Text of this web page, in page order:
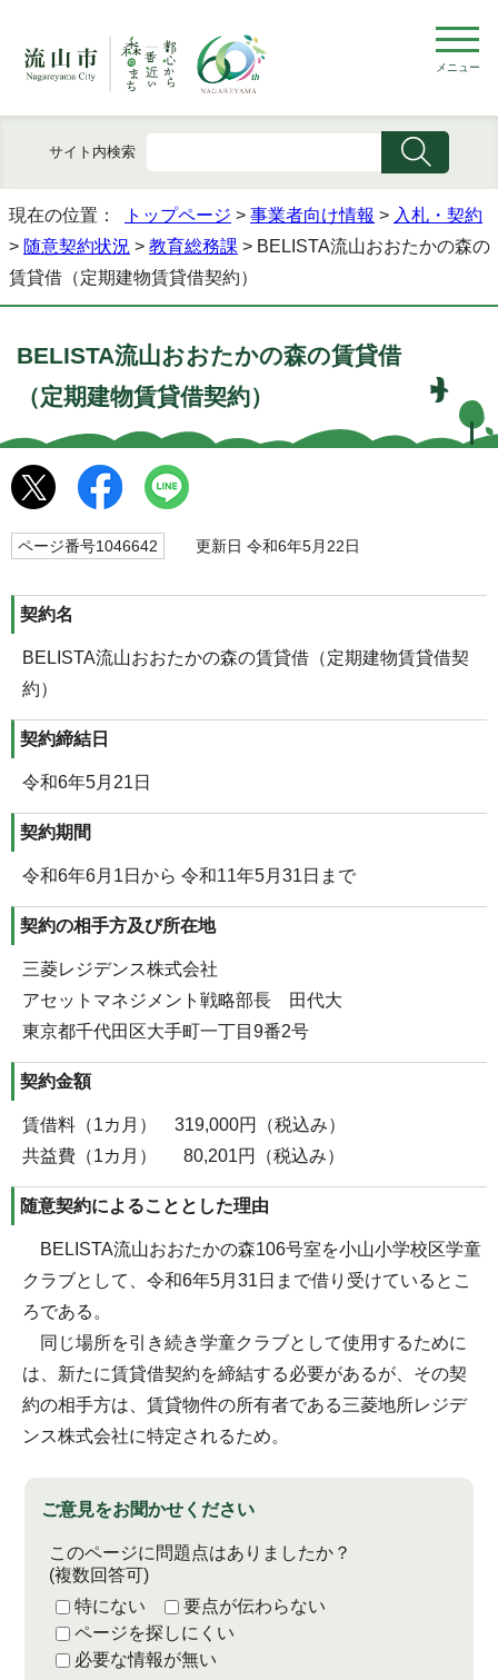
メニュー
サイト内検索
現在の位置： トップページ > 事業者向け情報 > 入札・契約
> 随意契約状況 > 教育総務課 > BELISTA流山おおたかの森の
賃貸借（定期建物賃貸借契約）
BELISTA流山おおたかの森の賃貸借
（定期建物賃貸借契約）
ページ番号1046642 更新日 令和6年5月22日
契約名
BELISTA流山おおたかの森の賃貸借（定期建物賃貸借契
約）
契約締結日
令和6年5月21日
契約期間
令和6年6月1日から 令和11年5月31日まで
契約の相手方及び所在地
三菱レジデンス株式会社
アセットマネジメント戦略部長 田代大
東京都千代田区大手町一丁目9番2号
契約金額
賃借料（1カ月） 319,000円（税込み）
共益費（1カ月） 80,201円（税込み）
随意契約によることとした理由
BELISTA流山おおたかの森106号室を小山小学校区学童
クラブとして、令和6年5月31日まで借り受けているとこ
ろである。
同じ場所を引き続き学童クラブとして使用するために
は、新たに賃貸借契約を締結する必要があるが、その契
約の相手方は、賃貸物件の所有者である三菱地所レジデ
ンス株式会社に特定されるため。
ご意見をお聞かせください
このページに問題点はありましたか？
(複数回答可)
特にない
要点が伝わらない
ページを探しにくい
必要な情報が無い